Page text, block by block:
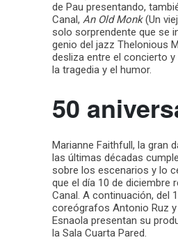
de Pau presentando,
Canal, An Old Monk(Un
solo sorprendente que se
genio del jazz Thelonious
desliza entre el concierto
la tragedia y el humor.
50
Marianne Faithfull, la gran
las últimas décadas
sobre los escenarios y lo
que el día 10 de diciembre
Canal. A continuación, del
coreógrafos Antonio Ruz y
Esnaola presentan su
la Sala Cuarta Pared.